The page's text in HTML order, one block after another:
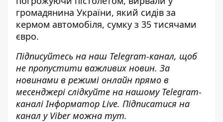
громадянина України, який сидів за
кермом автомобіля, сумку з 35 тисячами
євро.
Підписуйтесь на наш Telegram-канал, щоб
не пропустити важливих новин. За
новинами в режимі онлайн прямо в
месенджері слідкуйте на нашому Telegram-
каналі Інформатор Live. Підписатися на
канал у Viber можна тут.